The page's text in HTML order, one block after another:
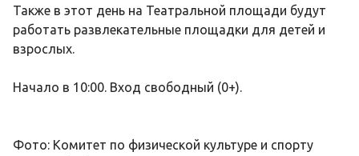
Также в этот день на Театральной площади будут
работать развлекательные площадки для детей и
взрослых.
Начало в 10:00. Вход свободный (0+).
Фото: Комитет по физической культуре и спорту